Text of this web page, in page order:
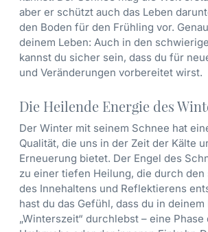
aber er schützt auch das Leben
den Boden für den Frühling vor.
deinem Leben: Auch in den
kannst du sicher sein, dass du für
und Veränderungen vorbereitet wirst.
Die Heilende Energie des
Der Winter mit seinem Schnee hat
Qualität, die uns in der Zeit der Kälte
Erneuerung bietet. Der Engel des
zu einer tiefen Heilung, die durch
des Innehaltens und Reflektierens
hast du das Gefühl, dass du in deinem
„Winterszeit“ durchlebst – eine